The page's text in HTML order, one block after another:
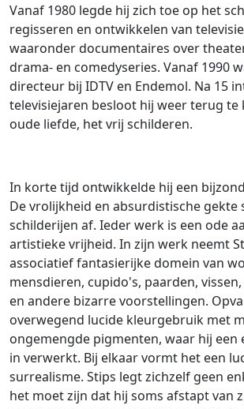
Vanaf 1980 legde hij zich toe op het
regisseren en ontwikkelen van
waaronder documentaires over
drama- en comedyseries. Vanaf 1990
directeur bij IDTV en Endemol. Na 15
televisiejaren besloot hij weer terug te
oude liefde, het vrij schilderen.
In korte tijd ontwikkelde hij een
De vrolijkheid en absurdistische gekte
schilderijen af. Ieder werk is een ode
artistieke vrijheid. In zijn werk neemt
associatief fantasierijke domein van
mensdieren, cupido's, paarden,
en andere bizarre voorstellingen.
overwegend lucide kleurgebruik met
ongemengde pigmenten, waar hij een
in verwerkt. Bij elkaar vormt het een
surrealisme. Stips legt zichzelf geen
het moet zijn dat hij soms afstapt van